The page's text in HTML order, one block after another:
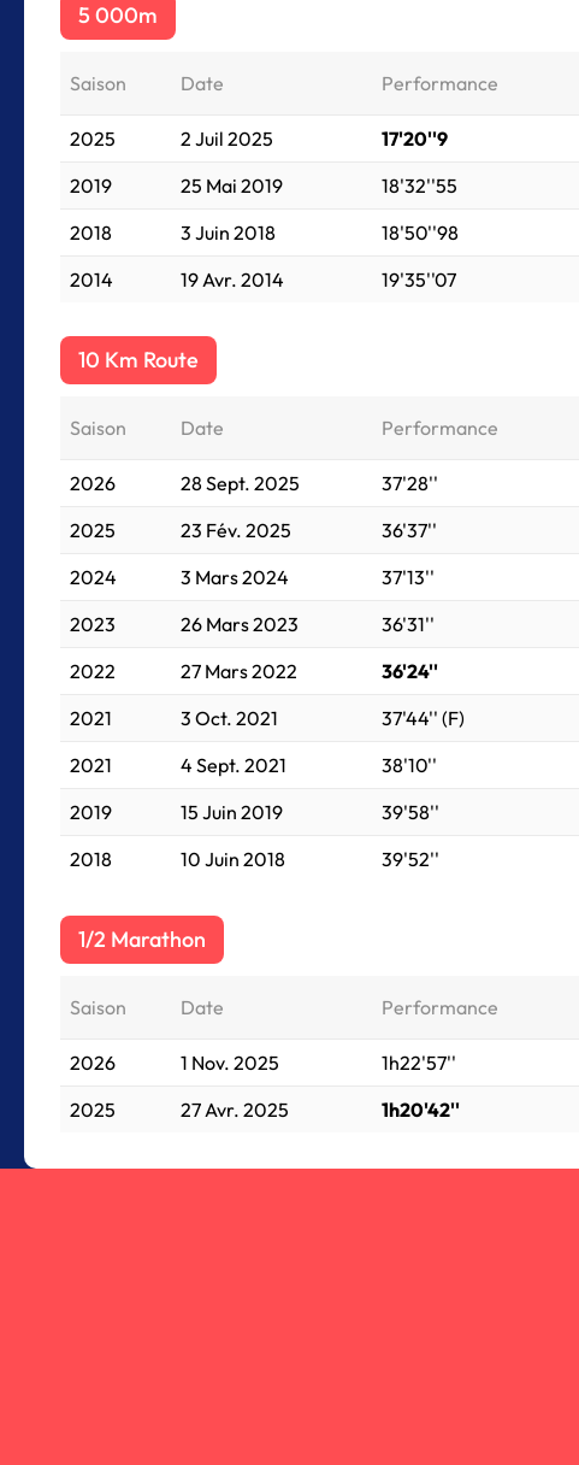
5 000m
Saison Date Performance
2025 2 Juil 2025 17'20''9
2019
25 Mai 2019 18'32''55
2018
3 Juin 2018 18'50''98
2014
19 Avr. 2014 19'35''07
10 Km Route
Saison Date Performance
2026 28 Sept. 2025 37'28''
2025
23 Fév. 2025 36'37''
2024
3 Mars 2024 37'13''
2023
26 Mars 2023 36'31''
2022
27 Mars 2022 36'24''
2021
3 Oct. 2021 37'44'' (F)
2021
4 Sept. 2021 38'10''
2019
15 Juin 2019 39'58''
2018
10 Juin 2018 39'52''
1/2 Marathon
Saison Date Performance
2026 1 Nov. 2025 1h22'57''
2025
27 Avr. 2025 1h20'42''